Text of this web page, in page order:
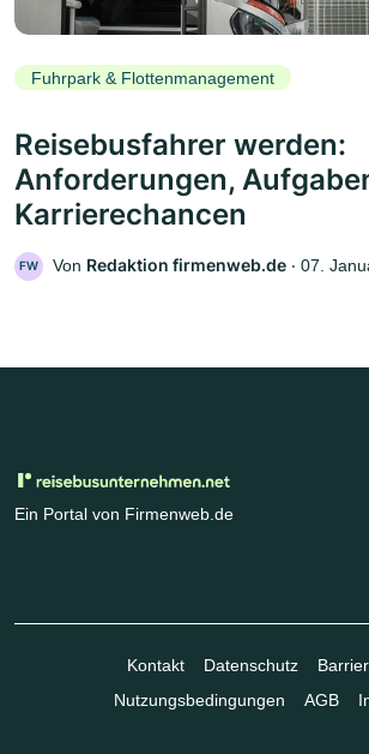
Fuhrpark & Flottenmanagement
Reisebusfahrer werden:
Anforderungen,
Karrierechancen
FW Von Redaktion firmenweb.de ‧ 07.
Ein Portal von Firmenweb.de
Kontakt Datenschutz
Nutzungsbedingungen
AGB